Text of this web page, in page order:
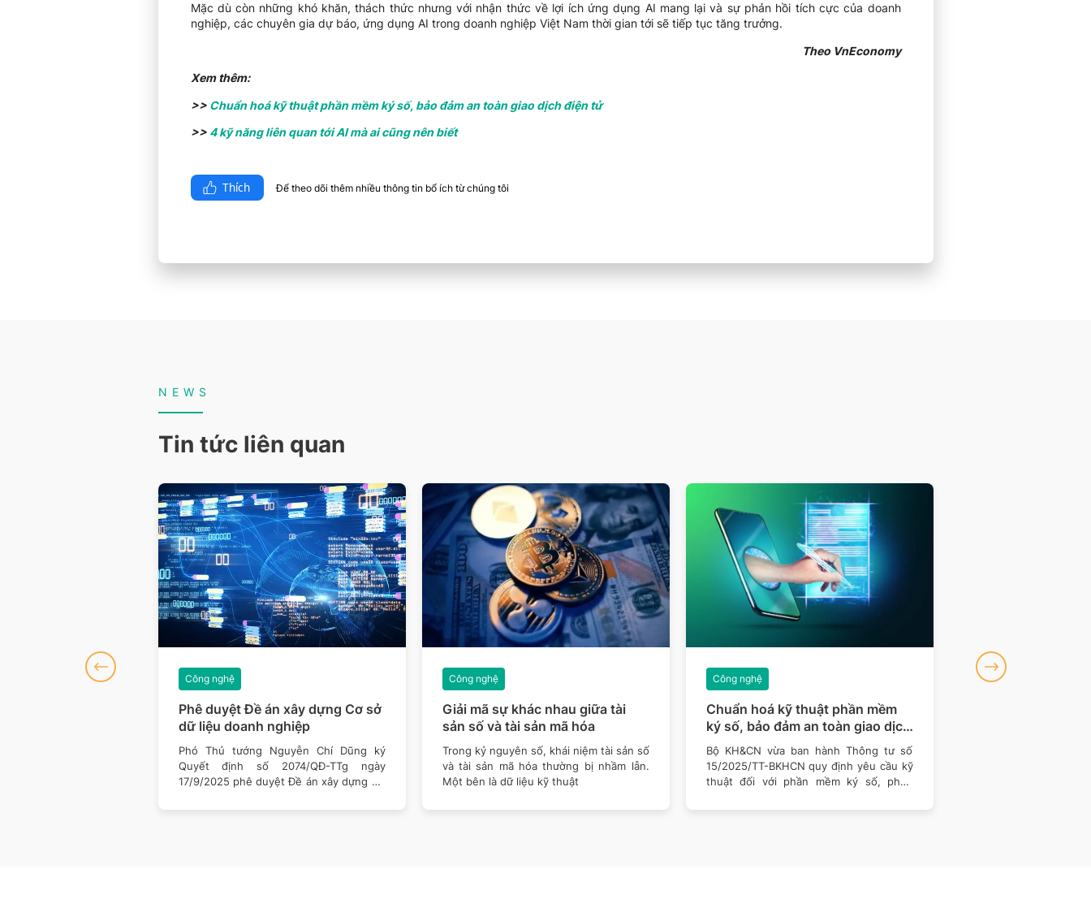
Mặc dù còn những khó khăn, thách thức nhưng với nhận thức về lợi ích ứng dụng AI mang lại và sự phản hồi tích cực của doanh
nghiệp, các chuyên gia dự báo, ứng dụng AI trong doanh nghiệp Việt Nam thời gian tới sẽ tiếp tục tăng trưởng.
Theo VnEconomy
Xem thêm:
>> Chuẩn hoá kỹ thuật phần mềm ký số, bảo đảm an toàn giao dịch điện tử
>> 4 kỹ năng liên quan tới AI mà ai cũng nên biết
Thích Để theo dõi thêm nhiều thông tin bổ ích từ chúng tôi​
NEWS
Tin tức liên quan
Phê duyệt Đề án xây dựng Cơ sở
dữ liệu doanh nghiệp
Công nghệ
Phó Thủ tướng Nguyễn Chí Dũng ký
Quyết định số 2074/QĐ-TTg ngày
17/9/2025 phê duyệt Đề án xây dựng Cơ
Giải mã sự khác nhau giữa tài
sản số và tài sản mã hóa
Công nghệ
Trong kỷ nguyên số, khái niệm tài sản số
và tài sản mã hóa thường bị nhầm lẫn.
Một bên là dữ liệu kỹ thuật
Chuẩn hoá kỹ thuật phần mềm
ký số, bảo đảm an toàn giao dịch
điện tử
Công nghệ
Bộ KH&CN vừa ban hành Thông tư số
15/2025/TT-BKHCN quy định yêu cầu kỹ
thuật đối với phần mềm ký số, phần
Công nghệ